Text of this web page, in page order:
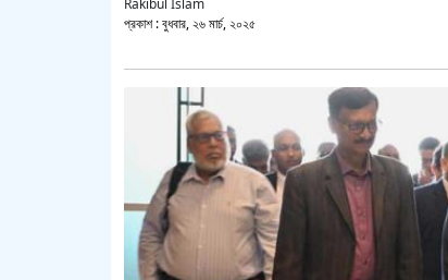
Rakibul Islam
প্রকাশ :বুধবার, ২৬ মার্চ, ২০২৫